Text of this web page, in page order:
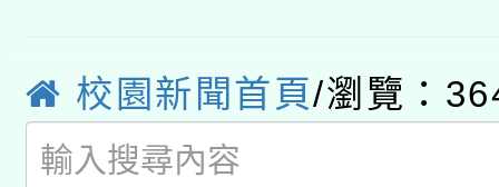
師專業成長研習實施計
方素養工作坊新北場」
族語言臺北學習中心
「族語學習班」招生簡
轉知有關國立成功大學
文教學共融平台-教案
校園新聞首頁/瀏覽：